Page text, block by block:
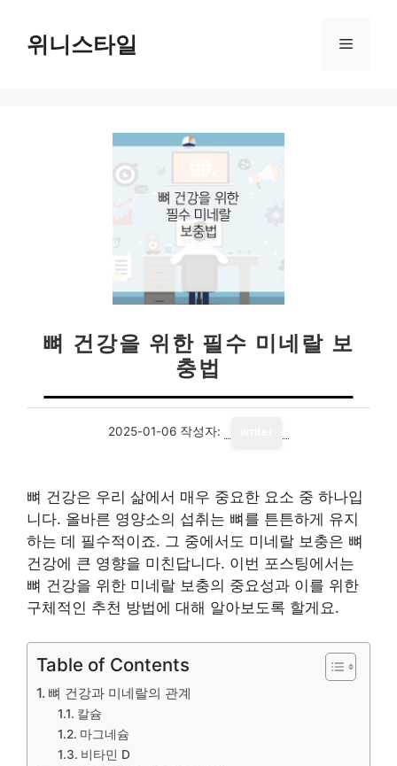
위니스타일 메
뼈 건강을 위한 필수 미네랄 보
충법
2025-01-06 작성자:
뼈 건강은 우리 삶에서 매우 중요한 요소 중 하나입
니다. 올바른 영양소의 섭취는 뼈를 튼튼하게 유지
하는 데 필수적이죠. 그 중에서도 미네랄 보충은 뼈
건강에 큰 영향을 미친답니다. 이번 포스팅에서는
뼈 건강을 위한 미네랄 보충의 중요성과 이를 위한
구체적인 추천 방법에 대해 알아보도록 할게요.
Table of Contents
뼈 건강과 미네랄의 관계
칼슘
마그네슘
비타민 D